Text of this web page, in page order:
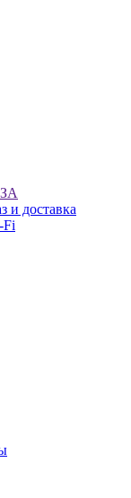
и доставка
Fi